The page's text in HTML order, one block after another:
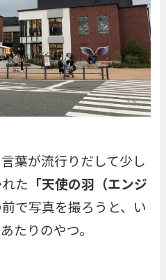
葉が流行りだして少し
た 「天使の羽（エンジ
で写真を撮ろうと、い
たりのやつ。